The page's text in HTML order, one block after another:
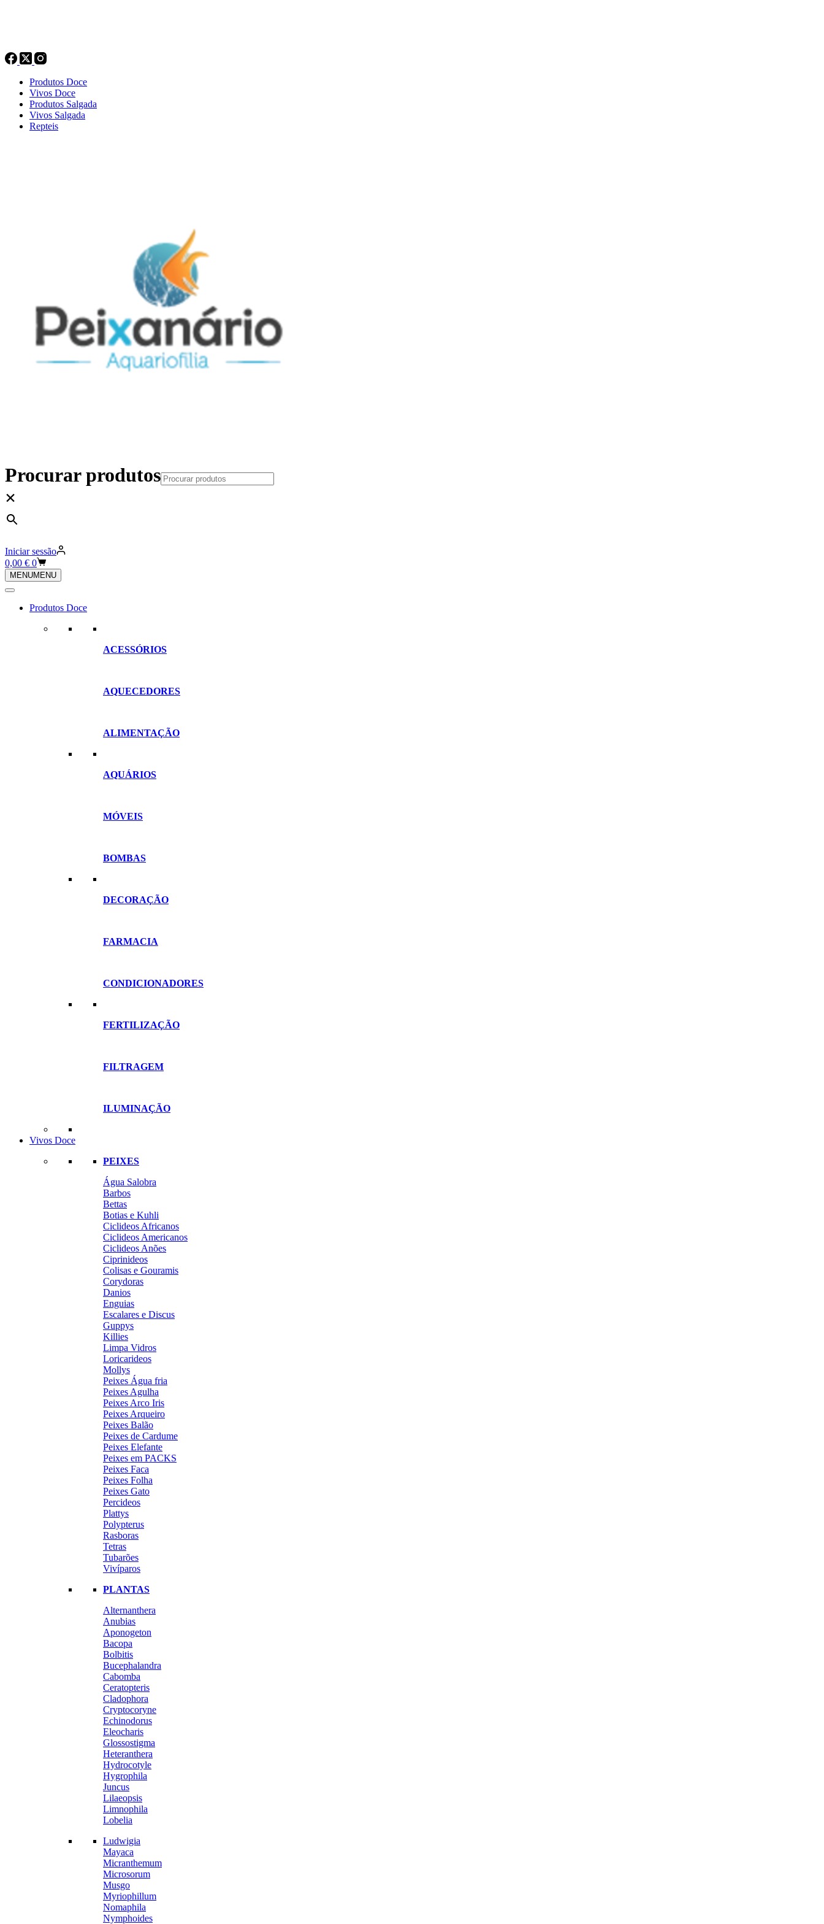
Produtos Doce
Vivos Doce
Produtos Salgada
Vivos Salgada
Repteis
Procurar produtos
×
Iniciar sessão
Carrinho
de
compras
0,00 € 0
MENUMENU
Produtos Doce
ACESSÓRIOS
AQUECEDORES
ALIMENTAÇÃO
AQUÁRIOS
MÓVEIS
BOMBAS
DECORAÇÃO
FARMACIA
CONDICIONADORES
FERTILIZAÇÃO
FILTRAGEM
ILUMINAÇÃO
Vivos Doce
PEIXES
Água Salobra
Barbos
Bettas
Botias e Kuhli
Ciclideos Africanos
Ciclideos Americanos
Ciclideos Anões
Ciprinideos
Colisas e Gouramis
Corydoras
Danios
Enguias
Escalares e Discus
Guppys
Killies
Limpa Vidros
Loricarideos
Mollys
Peixes Água fria
Peixes Agulha
Peixes Arco Iris
Peixes Arqueiro
Peixes Balão
Peixes de Cardume
Peixes Elefante
Peixes em PACKS
Peixes Faca
Peixes Folha
Peixes Gato
Percideos
Plattys
Polypterus
Rasboras
Tetras
Tubarões
Vivíparos
PLANTAS
Alternanthera
Anubias
Aponogeton
Bacopa
Bolbitis
Bucephalandra
Cabomba
Ceratopteris
Cladophora
Cryptocoryne
Echinodorus
Eleocharis
Glossostigma
Heteranthera
Hydrocotyle
Hygrophila
Juncus
Lilaeopsis
Limnophila
Lobelia
Ludwigia
Mayaca
Micranthemum
Microsorum
Musgo
Myriophillum
Nomaphila
Nymphoides